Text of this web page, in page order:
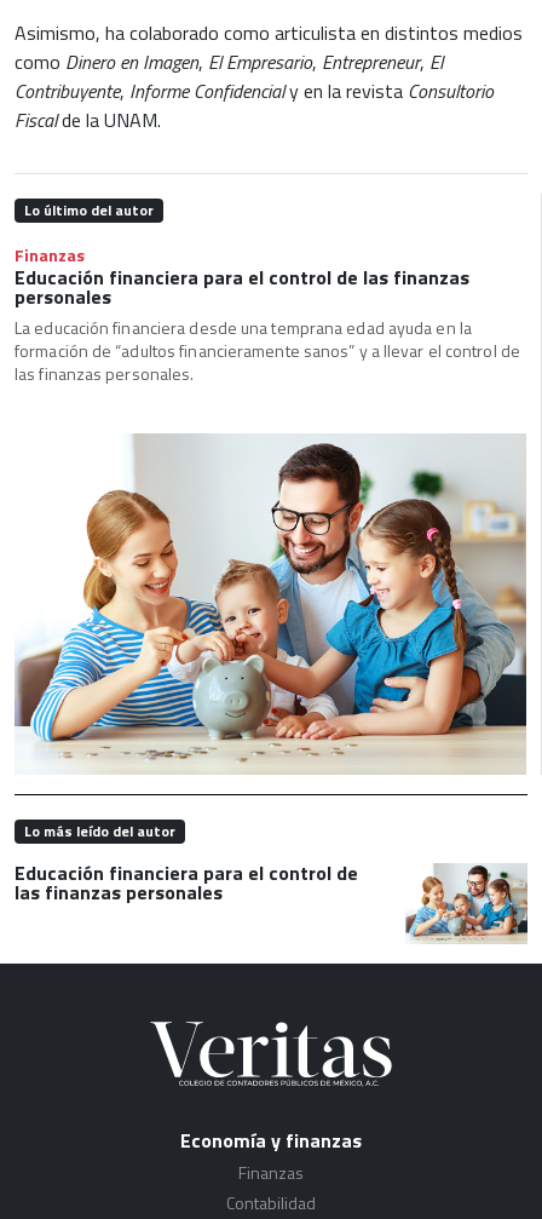
Asimismo, ha colaborado como articulista en distintos medios
como Dinero en Imagen, El Empresario, Entrepreneur, El
Contribuyente, Informe Confidencialy en la revista Consultorio
Fiscalde la UNAM.
Lo último del autor
Finanzas
Educación financiera para el control de las finanzas
personales
La educación financiera desde una temprana edad ayuda en la
formación de “adultos financieramente sanos” y a llevar el control de
las finanzas personales.
Lo más leído del autor
Educación financiera para el control de
las finanzas personales
Economía y finanzas
Finanzas
Contabilidad